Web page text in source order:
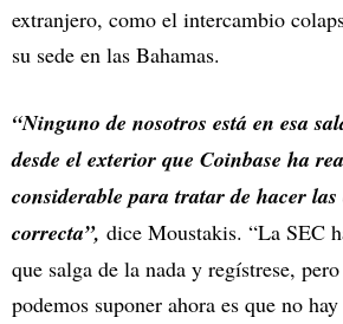
extranjero, como el intercambio
su sede en las Bahamas.
“Ninguno de nosotros está en esa
desde el exterior que Coinbase ha
considerable para tratar de hacer las
correcta”, dice Moustakis. “La SEC
que salga de la nada y regístrese,
podemos suponer ahora es que no